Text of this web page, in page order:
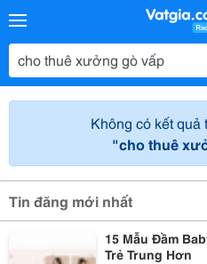
Không có kết quả
"cho thuê
Tin đăng mới nhất
15 Mẫu Đầm
Trẻ Trung Hơn